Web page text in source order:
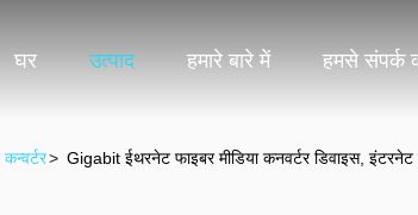
घर उत्पाद हमारे बारे में हमसे संपर्क
> Gigabit ईथरनेट फाइबर मीडिया कनवर्टर डिवाइस, इंटरनेट